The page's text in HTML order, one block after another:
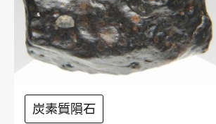
炭素質隕石